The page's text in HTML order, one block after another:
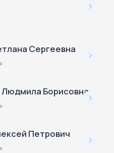
Сергеевна
Борисовна
Петрович